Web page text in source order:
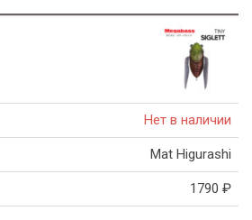
Нет в наличии
Mat Higurashi
1790 ₽